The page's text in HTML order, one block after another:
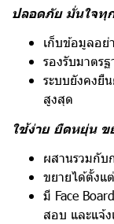
ปลอดภัย มั่นใจทุ
เก็บข้อมูลอย่
รองรับมาตร
ระบบยังคงยื
สูงสุด
ใช้ง่าย ยืดหยุ่น ข
ผสานรวมกับ
ขยายได้ตั้งแ
มี Face
สอบ และแจ้ง